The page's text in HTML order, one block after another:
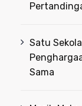
Satu
Sama